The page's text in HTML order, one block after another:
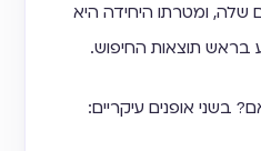
שלה, ומטרתו היחידה היא
בראש תוצאות החיפוש.
בשני אופנים עיקריים: